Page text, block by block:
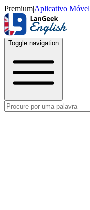
Premium|Aplicativo Móvel
Toggle navigation